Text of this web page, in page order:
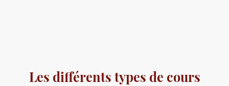
Les différents types de cours